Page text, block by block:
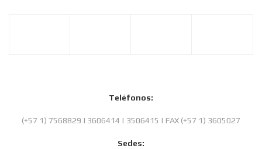
Teléfonos:
(+57 1) 7568829 | 3606414 | 3506415 | FAX (+57 1) 3605027
Sedes: